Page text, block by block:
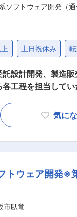
ソフトウェア開発（
土日祝休み
、製造販売を行う当
工程を担当して
大手メーカーの組
ます。 ・Raspberry PiやArd
気に
トウェア開発
市臥竜